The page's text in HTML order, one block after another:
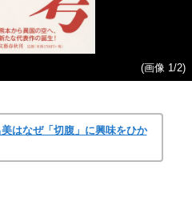
(画像 1/2)
はなぜ「切腹」に興味をひか